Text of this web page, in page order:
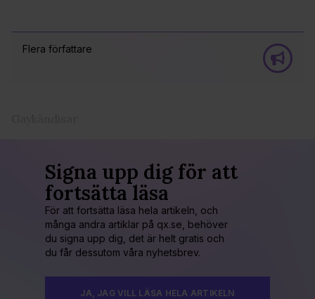
Flera författare
Signa upp dig för att
fortsätta läsa
För att fortsätta läsa hela artikeln, och
många andra artiklar på qx.se, behöver
du signa upp dig, det är helt gratis och
du får dessutom våra nyhetsbrev.
JA, JAG VILL LÄSA HELA ARTIKELN